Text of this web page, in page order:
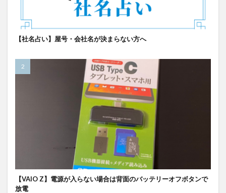
【社名占い】屋号・会社名が決まらない方へ
【VAIO Z】電源が入らない場合は背面のバッテリーオフボタンで
放電